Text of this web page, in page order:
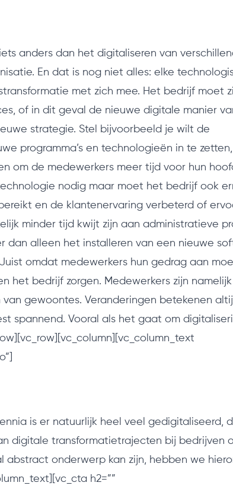
anders dan het digitaliseren van
En dat is nog niet alles: elke
met zich mee. Het bedrijf moet
of in dit geval de nieuwe digitale manier
strategie. Stel bijvoorbeeld je wilt de
programma’s en technologieën in te
om de medewerkers meer tijd voor hun
nodig maar moet het bedrijf ook
en de klantenervaring verbeterd of
minder tijd kwijt zijn aan administratieve
dan alleen het installeren van een nieuwe
omdat medewerkers hun gedrag aan
het bedrijf zorgen. Medewerkers zijn
gewoontes. Veranderingen betekenen
spannend. Vooral als het gaat om
is er natuurlijk heel veel gedigitaliseerd,
digitale transformatietrajecten bij bedrijven
abstract onderwerp kan zijn, hebben we
h2=””